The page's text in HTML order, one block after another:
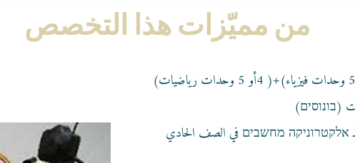
من مميّزات هذا التخصص
(בונוסים)
אלקטרוניקה מחשבים في الصف الحادي